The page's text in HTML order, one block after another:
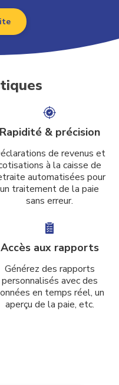
Rapidité & précision
de revenus et
à la caisse de
automatisées pour
un traitement de la paie
sans erreur.
Accès aux rapports
Générez des rapports
personnalisés avec des
en temps réel, un
aperçu de la paie, etc.